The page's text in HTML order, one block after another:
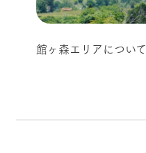
館ヶ森エリアについて